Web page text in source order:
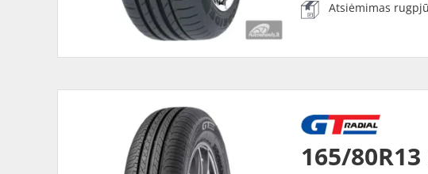
Atsiėmimas
165/80R13